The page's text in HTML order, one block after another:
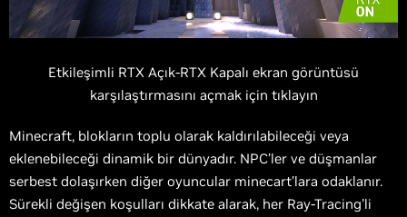
Etkileşimli RTX Açık-RTX Kapalı ekran görüntüsü
karşılaştırmasını açmak için tıklayın
Minecraft, blokların toplu olarak kaldırılabileceği veya
eklenebileceği dinamik bir dünyadır. NPC’ler ve düşmanlar
serbest dolaşırken diğer oyuncular minecart’lara odaklanır.
Sürekli değişen koşulları dikkate alarak, her Ray-Tracing'li